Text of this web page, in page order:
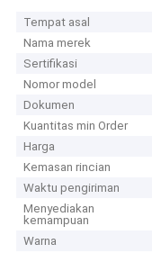
Tempat asal
Nama merek
Sertifikasi
Nomor model
Dokumen
Kuantitas min Order
Harga
Kemasan rincian
Waktu pengiriman
Menyediakan
kemampuan
Warna